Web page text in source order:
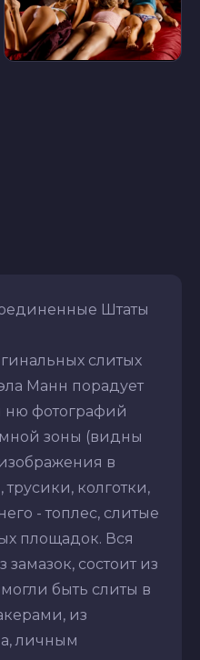
Штаты
слитых
Манн порадует
ню фотографий
зоны (видны
в
колготки,
- топлес, слитые
площадок. Вся
состоит из
быть слиты в
из
личным